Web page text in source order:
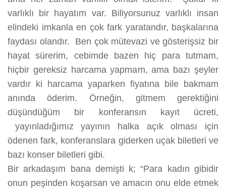
varlıklı bir hayatım var. Biliyorsunuz varlıklı insan
elindeki imkanla en çok fark yaratandır, başkalarına
faydası olandır. Ben çok mütevazi ve gösterişsiz bir
hayat sürerim, cebimde bazen hiç para tutmam,
hiçbir gereksiz harcama yapmam, ama bazı şeyler
vardır ki harcama yaparken fiyatına bile bakmam
anında öderim. Örneğin, gitmem gerektiğini
düşündüğüm bir konferansın kayıt ücreti,
yayınladığımız yayının halka açık olması için
ödenen fark, konferanslara giderken uçak biletleri ve
bazı konser biletleri gibi.
Bir arkadaşım bana demişti k; “Para kadın gibidir
onun peşinden koşarsan ve amacın onu elde etmek